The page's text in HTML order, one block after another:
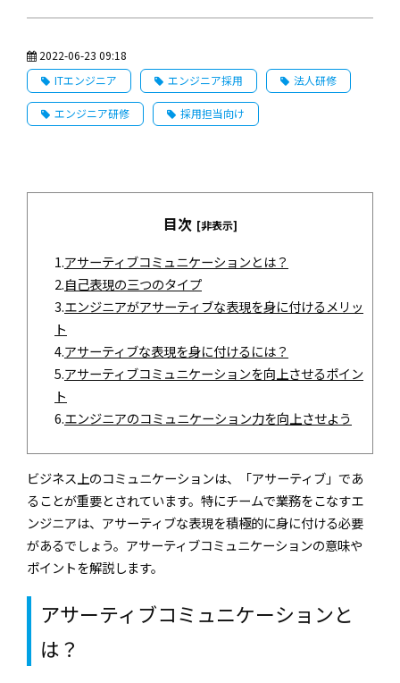
2022-06-23 09:18
ITエンジニア
エンジニア採用 法人研修
エンジニア研修 採用担当向け
目次 [非表示]
1.アサーティブコミュニケーションとは？
2.自己表現の三つのタイプ
3.エンジニアがアサーティブな表現を身に付けるメリッ
ト
4.アサーティブな表現を身に付けるには？
5.アサーティブコミュニケーションを向上させるポイン
ト
6.エンジニアのコミュニケーション力を向上させよう
ビジネス上のコミュニケーションは、「アサーティブ」であ
ることが重要とされています。特にチームで業務をこなすエ
ンジニアは、アサーティブな表現を積極的に身に付ける必要
があるでしょう。アサーティブコミュニケーションの意味や
ポイントを解説します。
アサーティブコミュニケーションと
は？